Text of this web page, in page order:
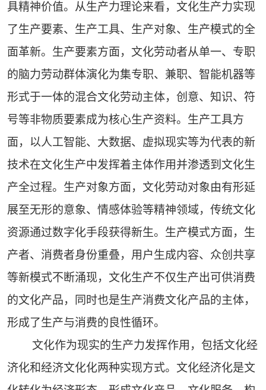
具精神价值。从生产力理论来看，文化生产力实现
了生产要素、生产工具、生产对象、生产模式的全
面革新。生产要素方面，文化劳动者从单一、专职
的脑力劳动群体演化为集专职、兼职、智能机器等
形式于一体的混合文化劳动主体，创意、知识、符
号等非物质要素成为核心生产资料。生产工具方
面，以人工智能、大数据、虚拟现实等为代表的新
技术在文化生产中发挥着主体作用并渗透到文化生
产全过程。生产对象方面，文化劳动对象由有形延
展至无形的意象、情感体验等精神领域，传统文化
资源通过数字化手段获得新生。生产模式方面，生
产者、消费者身份重叠，用户生成内容、众创共享
等新模式不断涌现，文化生产不仅生产出可供消费
的文化产品，同时也是生产消费文化产品的主体，
形成了生产与消费的良性循环。
文化作为现实的生产力发挥作用，包括文化经
济化和经济文化化两种实现方式。文化经济化是文